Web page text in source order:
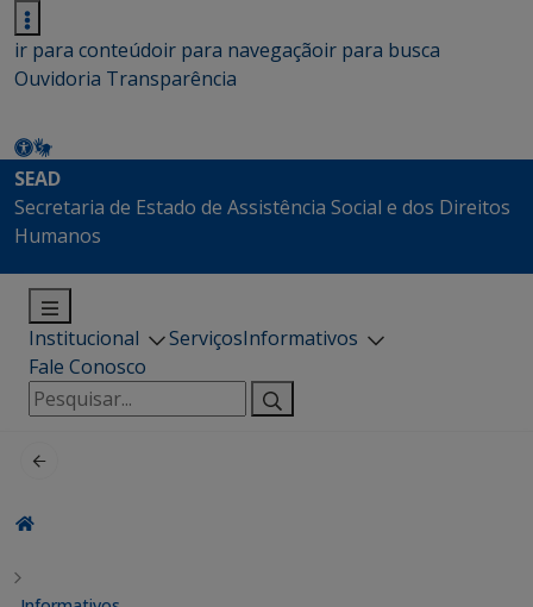
ir para conteúdoir para navegaçãoir para busca
Ouvidoria Transparência
SEAD
Secretaria de Estado de Assistência Social e dos Direitos
Humanos
Institucional ServiçosInformativos
Fale Conosco
Pesquisar
por: